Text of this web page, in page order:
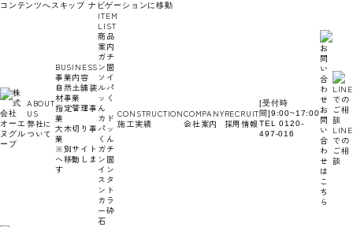
コンテンツへスキップ ナビゲーションに移動
ABOUT
US
弊社に
ついて
BUSINESS
事業内容
自然土舗装
材事業
指定管理事
業
大木切り事
業
※別サイト
へ移動しま
す
ITEM
LIST
商品
案内
ガチ
ン固
ソイ
ルパ
ッく
ん
カド
パッ
くん
ガチ
ン固
イン
スタ
ント
カラ
ー砕
石
CONSTRUCTION
施工実績
COMPANY
会社案内
RECRUIT
採用情報
[受付時
間]9:00~17:00
TEL 0120-
497-016
お
問
い
合
わ
せ
は
こ
ち
ら
LINE
での
ご相
談